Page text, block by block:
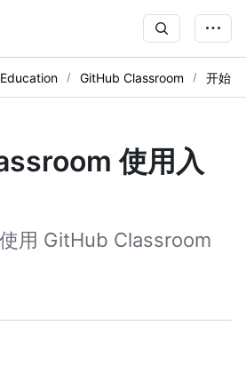
GitHub Classroom 开始
使用入
用 GitHub Classroom